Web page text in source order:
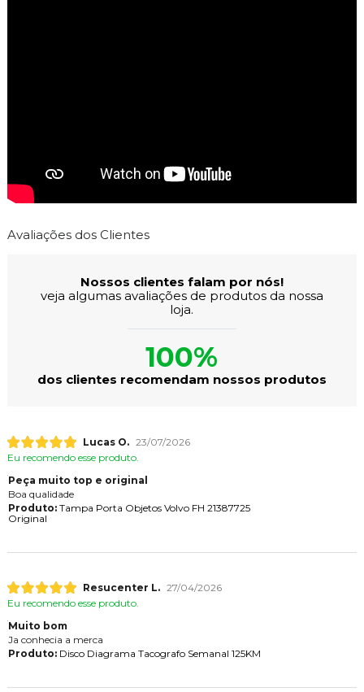
Avaliações dos Clientes
Nossos clientes falam por nós!
veja algumas avaliações de produtos da nossa
loja.
100%
dos clientes recomendam nossos produtos
Lucas O. 23/07/2026
Eu recomendo esse produto.
Peça muito top e original
Boa qualidade
Produto:Tampa Porta Objetos Volvo FH 21387725
Original
Resucenter L. 27/04/2026
Eu recomendo esse produto.
Muito bom
Ja conhecia a merca
Produto:Disco Diagrama Tacografo Semanal 125KM